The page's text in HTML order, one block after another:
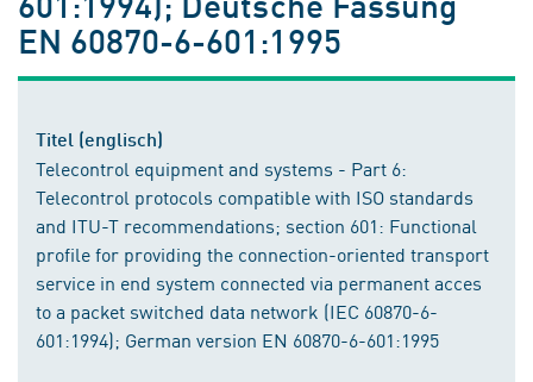
EN 60870-6-601:1995
Titel (englisch)
Telecontrol equipment and systems - Part 6:
Telecontrol protocols compatible with ISO standards
and ITU-T recommendations; section 601: Functional
profile for providing the connection-oriented transport
service in end system connected via permanent acces
to a packet switched data network (IEC 60870-6-
601:1994); German version EN 60870-6-601:1995